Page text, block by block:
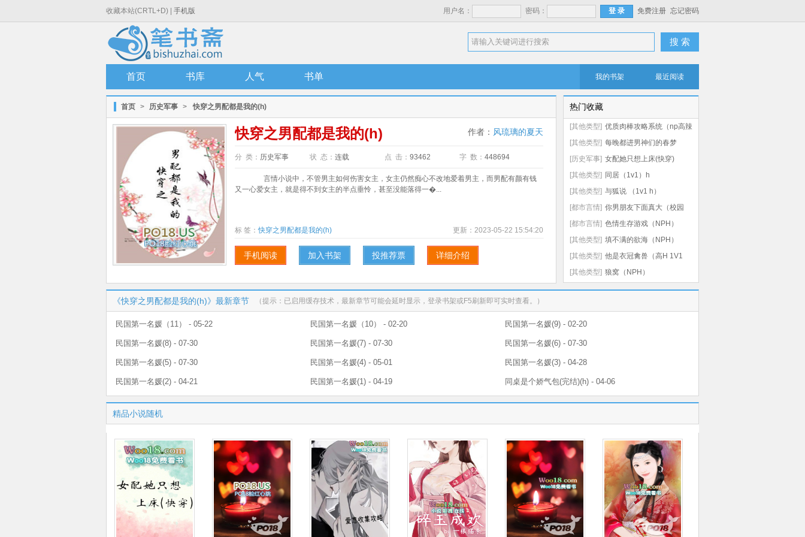
收藏本站(CRTL+D) | 手机版 用户名： 密码： 免费注册 忘记密码
搜 索
首页 书库 人气 书单 我的书架 最近阅读
首页 > 历史军事 > 快穿之男配都是我的(h)
快穿之男配都是我的(h) 作者： 风琉璃的夏天
分 类： 历史军事 状 态： 连载 点 击： 93462 字 数： 448694
言情小说中，不管男主如何伤害女主，女主仍然痴心不改地爱着男主，而男配有颜有钱
又一心爱女主，就是得不到女主的半点垂怜，甚至没能落得一�...
标 签：快穿之男配都是我的(h) 更新： 2023-05-22 15:54:20
手机阅读 加入书架 投推荐票 详细介绍
热门收藏
[其他类型] 优质肉棒攻略系统（np高辣
文）
[其他类型] 每晚都进男神们的春梦
（NPH）
[历史军事] 女配她只想上床(快穿)
[其他类型] 同居（1v1）h
[其他类型] 与狐说 （1v1 h）
[都市言情] 你男朋友下面真大（校园
np 高h）
[都市言情] 色情生存游戏（NPH）
[其他类型] 填不满的欲海（NPH）
[其他类型] 他是衣冠禽兽（高H 1V1
SC）
[其他类型] 狼窝（NPH）
《快穿之男配都是我的(h)》最新章节 （提示：已启用缓存技术，最新章节可能会延时显示，登录书架或F5刷新即可实时查看。）
民国第一名媛（11） - 05-22 民国第一名媛（10） - 02-20 民国第一名媛(9) - 02-20
民国第一名媛(8) - 07-30 民国第一名媛(7) - 07-30 民国第一名媛(6) - 07-30
民国第一名媛(5) - 07-30 民国第一名媛(4) - 05-01 民国第一名媛(3) - 04-28
民国第一名媛(2) - 04-21 民国第一名媛(1) - 04-19 同桌是个娇气包(完结)(h) - 04-06
精品小说随机